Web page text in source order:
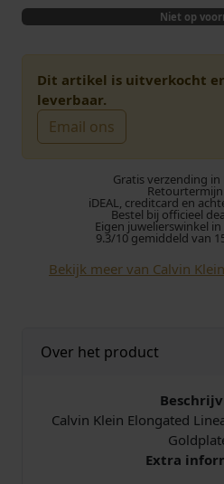
o
r
s
r
o
n
k
i
j
k
Niet op
Dit artikel is uitverkocht
leverbaar.
Email ons
Gratis verzending in
iDEAL, creditcard en
Bestel bij officieel
Eigen juwelierswinkel
9.3/10 gemiddeld van
Bekijk meer van Calvin Klein
Over het product
Calvin Klein Elongated
Extra